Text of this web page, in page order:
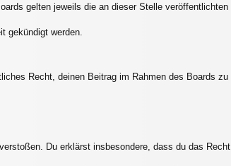
gelten jeweils die an dieser Stelle veröffentlichten
gekündigt werden.
Recht, deinen Beitrag im Rahmen des Boards zu
Du erklärst insbesondere, dass du das Recht